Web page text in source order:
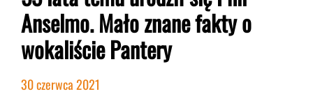
Anselmo. Mało znane fakty o
wokaliście Pantery
30 czerwca 2021